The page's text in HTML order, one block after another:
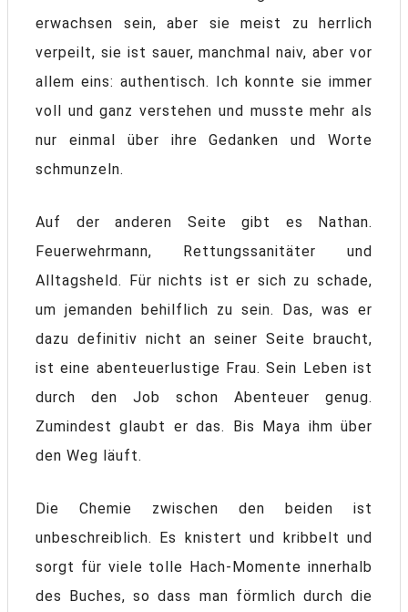
erwachsen sein, aber sie meist zu herrlich
verpeilt, sie ist sauer, manchmal naiv, aber vor
allem eins: authentisch. Ich konnte sie immer
voll und ganz verstehen und musste mehr als
nur einmal über ihre Gedanken und Worte
schmunzeln.
Auf der anderen Seite gibt es Nathan.
Feuerwehrmann, Rettungssanitäter und
Alltagsheld. Für nichts ist er sich zu schade,
um jemanden behilflich zu sein. Das, was er
dazu definitiv nicht an seiner Seite braucht,
ist eine abenteuerlustige Frau. Sein Leben ist
durch den Job schon Abenteuer genug.
Zumindest glaubt er das. Bis Maya ihm über
den Weg läuft.
Die Chemie zwischen den beiden ist
unbeschreiblich. Es knistert und kribbelt und
sorgt für viele tolle Hach-Momente innerhalb
des Buches, so dass man förmlich durch die